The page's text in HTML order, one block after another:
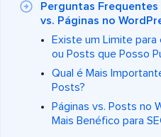
Perguntas Frequentes
vs. Páginas no
Existe um Limite para
ou Posts que Posso
Qual é Mais
Posts?
Páginas vs. Posts no
Mais Benéfico para